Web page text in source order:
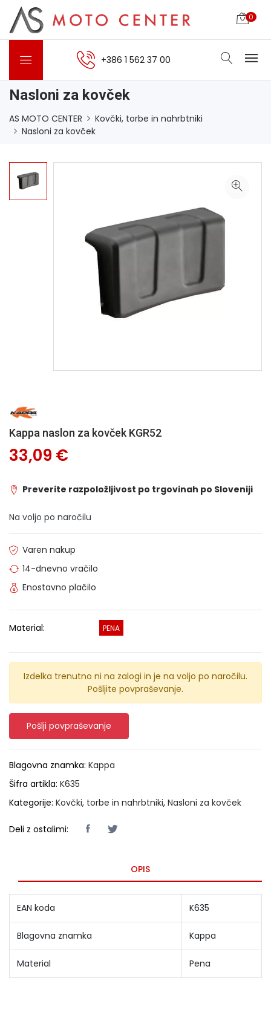
0
+386 1 562 37 00
Nasloni za kovček
AS MOTO CENTER
Kovčki, torbe in nahrbtniki
Nasloni za kovček
Kappa naslon za kovček KGR52
33,09 €
Preverite razpoložljivost po trgovinah po Sloveniji
Na voljo po naročilu
Varen nakup
14-dnevno vračilo
Enostavno plačilo
Material: PENA
Izdelka trenutno ni na zalogi in je na voljo po naročilu.
Pošljite povpraševanje.
Pošlji povpraševanje
Blagovna znamka: Kappa
Šifra artikla: K635
Kategorije: Kovčki, torbe in nahrbtniki, Nasloni za kovček
Deli z ostalimi:
OPIS
EAN koda K635
Blagovna znamka Kappa
Material Pena